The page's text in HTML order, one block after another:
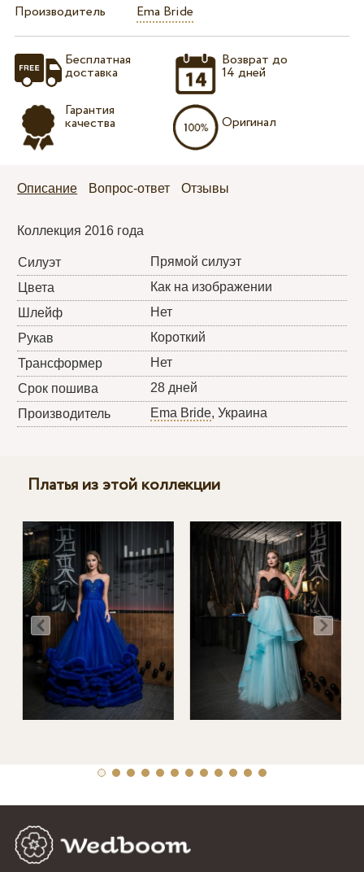
Производитель
Ema Bride
Бесплатная
доставка
Гарантия
качества
Возврат до
14 дней
Оригинал
Описание Вопрос-ответ Отзывы
Коллекция 2016 года
Силуэт
Прямой силуэт
Цвета
Как на изображении
Шлейф
Нет
Рукав
Короткий
Трансформер
Нет
Срок пошива
28 дней
Производитель
Ema Bride, Украина
Платья из этой коллекции